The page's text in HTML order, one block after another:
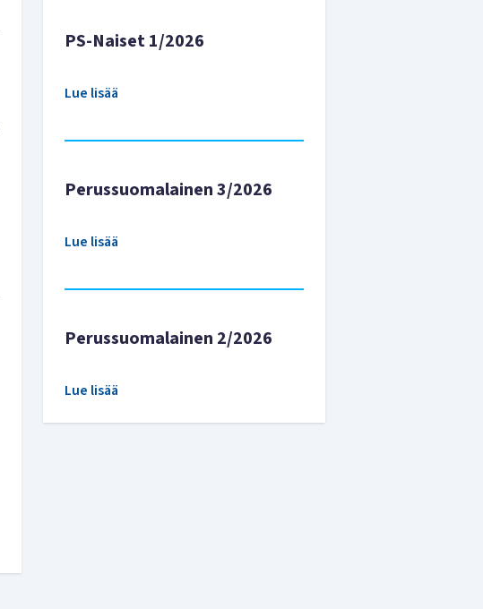
PS-Naiset 1/2026
Lue lisää
Perussuomalainen 3/2026
Lue lisää
Perussuomalainen 2/2026
Lue lisää